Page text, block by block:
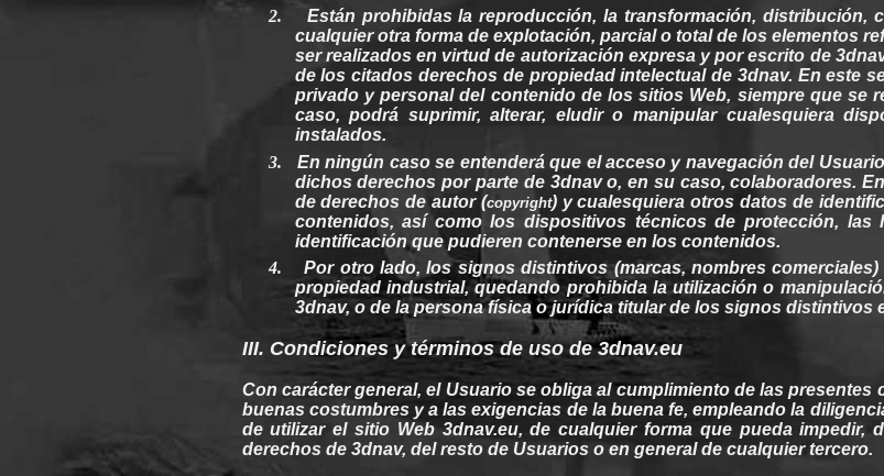
2.
Están prohibidas lareproducción, la transformación, distribución,
cualquier otraforma de explotación, parcial o total de los elementos
ser realizados en virtud de autorización expresa y por escrito de
de los citados derechos de propiedadintelectual de 3dnav. En este
privado ypersonaldel contenidode los sitios Web, siempreque se
caso,podrá suprimir, alterar, eludir o manipular cualesquiera
instalados.
3.
En ningún caso se entenderá que el acceso y navegación del
dichosderechos por parte de 3dnavo, en sucaso, colaboradores.
dederechos de autor (copyright) ycualesquiera otros datos de
contenidos, así como los dispositivos técnicos de protección, las
identificación que pudieren contenerseen los contenidos.
4.
Por otrolado, los signos distintivos (marcas,nombres comerciales)
propiedadindustrial, quedando prohibida la utilización o
3dnav, o de la personafísica ojurídicatitular de los signos distintivos
III. Condiciones ytérminosde uso de 3dnav.eu
Con caráctergeneral, el Usuario seobliga al cumplimientode las presentes
buenas costumbres y a lasexigencias de la buenafe,empleando la
de utilizar el sitio Web 3dnav.eu, decualquierforma que puedaimpedir,
derechos de 3dnav, del resto de Usuarios o en generalde cualquier tercero.